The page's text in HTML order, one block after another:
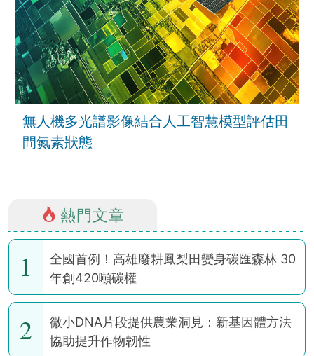
無人機多光譜影像結合人工智慧模型評估田
間氮素狀態
熱門文章
1
全國首例！高雄廢耕鳳梨田變身碳匯森林 30
年創420噸碳權
2
微小DNA片段提供農業洞見：新基因體方法
協助提升作物韌性